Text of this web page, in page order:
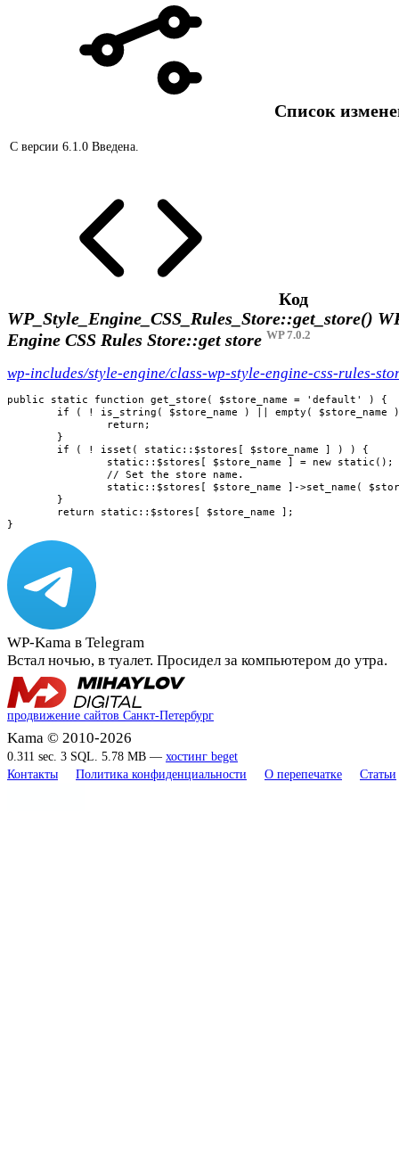
Список
С версии 6.1.0 Введена.
Код
WP_Style_Engine_CSS_Rules_Store::get_store()
Engine CSS Rules Store::get store WP 7.0.2
wp-includes/style-engine/class-wp-style-engine-css-rules-
public static function get_store( $store_name = 'default' ) {
}
WP-Kama в Telegram
Встал ночью, в туалет. Просидел за компьютером до утра.
продвижение сайтов Санкт-Петербург
Kama © 2010-2026
0.311 sec. 3 SQL. 5.78 MB — хостинг beget
Контакты
Политика конфиденциальности О перепечатке Статьи